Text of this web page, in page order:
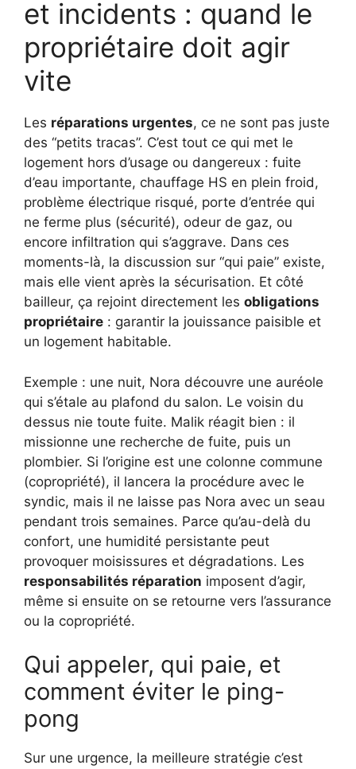
et incidents : quand le
propriétaire doit agir
vite
Les réparations urgentes, ce ne sont pas juste
des “petits tracas”. C’est tout ce qui met le
logement hors d’usage ou dangereux : fuite
d’eau importante, chauffage HS en plein froid,
problème électrique risqué, porte d’entrée qui
ne ferme plus (sécurité), odeur de gaz, ou
encore infiltration qui s’aggrave. Dans ces
moments-là, la discussion sur “qui paie” existe,
mais elle vient après la sécurisation. Et côté
bailleur, ça rejoint directement les obligations
propriétaire : garantir la jouissance paisible et
un logement habitable.
Exemple : une nuit, Nora découvre une auréole
qui s’étale au plafond du salon. Le voisin du
dessus nie toute fuite. Malik réagit bien : il
missionne une recherche de fuite, puis un
plombier. Si l’origine est une colonne commune
(copropriété), il lancera la procédure avec le
syndic, mais il ne laisse pas Nora avec un seau
pendant trois semaines. Parce qu’au-delà du
confort, une humidité persistante peut
provoquer moisissures et dégradations. Les
responsabilités réparation imposent d’agir,
même si ensuite on se retourne vers l’assurance
ou la copropriété.
Qui appeler, qui paie, et
comment éviter le ping-
pong
Sur une urgence, la meilleure stratégie c’est